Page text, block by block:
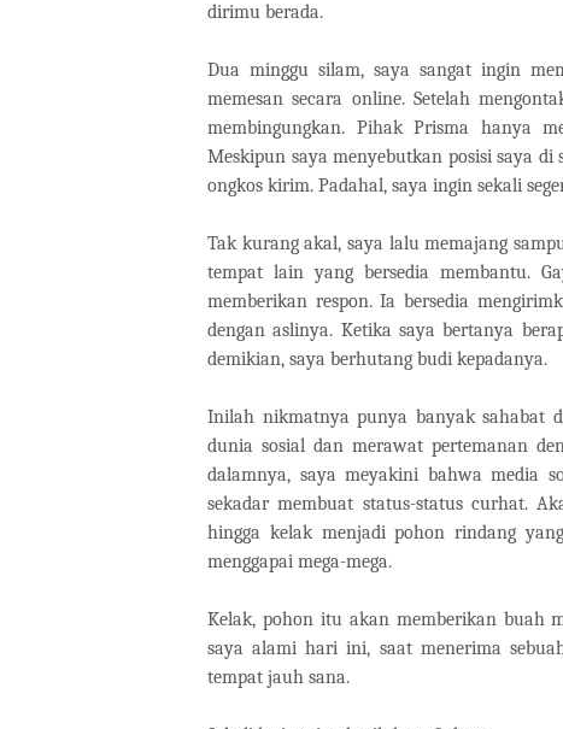
dirimu berada.
Dua minggu silam, saya sangat ingin
memesan secara online. Setelah
membingungkan. Pihak Prisma hanya
Meskipun saya menyebutkan posisi saya
ongkos kirim. Padahal, saya ingin sekali
Tak kurang akal, saya lalu memajang
tempat lain yang bersedia membantu.
memberikan respon. Ia bersedia
dengan aslinya. Ketika saya bertanya
demikian, saya berhutang budi kepadanya.
Inilah nikmatnya punya banyak sahabat
dunia sosial dan merawat pertemanan
dalamnya, saya meyakini bahwa media
sekadar membuat status-status curhat.
hingga kelak menjadi pohon rindang
menggapai mega-mega.
Kelak, pohon itu akan memberikan buah
saya alami hari ini, saat menerima
tempat jauh sana.